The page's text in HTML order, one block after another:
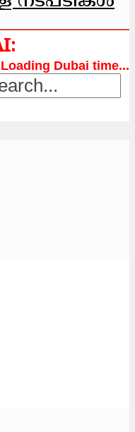
Loading Dubai time...